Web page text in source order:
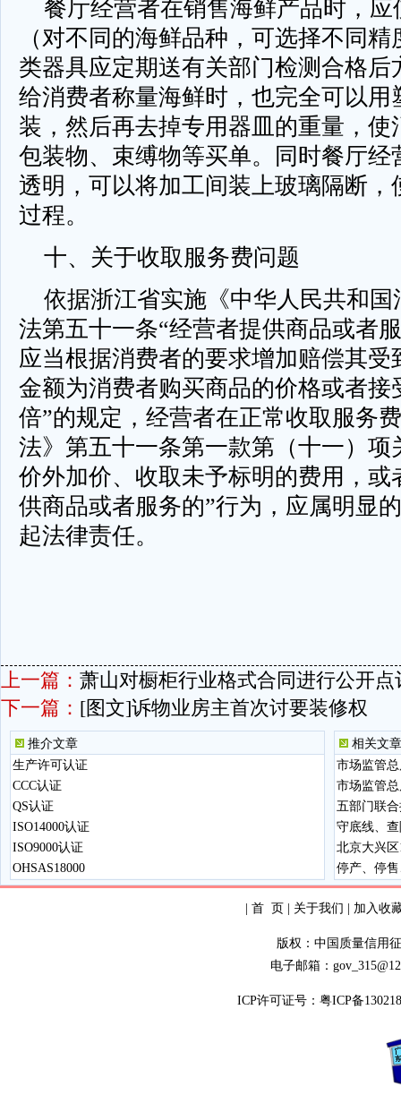
餐厅经营者在销售海鲜产品时，应
（对不同的海鲜品种，可选择不同
类器具应定期送有关部门检测合格
给消费者称量海鲜时，也完全可以用
装，然后再去掉专用器皿的重量，
包装物、束缚物等买单。同时餐厅
透明，可以将加工间装上玻璃隔断
过程。
十、关于收取服务费问题
依据浙江省实施《中华人民共和国
法第五十一条“经营者提供商品或者
应当根据消费者的要求增加赔偿其
金额为消费者购买商品的价格或者
倍”的规定，经营者在正常收取服务
法》第五十一条第一款第（十一）项
价外加价、收取未予标明的费用，
供商品或者服务的”行为，应属明显
起法律责任。
上一篇： 萧山对橱柜行业格式合同进行公开
下一篇： [图文]诉物业房主首次讨要装修权
推介文章
生产许可认证
CCC认证
QS认证
ISO14000认证
ISO9000认证
OHSAS18000
相关文章
市场监管
市场监管
五部门联
守底线、
北京大兴
停产、停
首 页 关于我们 加入收
版权：中国质量信用
电子邮箱：
ICP许可证号： 粤ICP备